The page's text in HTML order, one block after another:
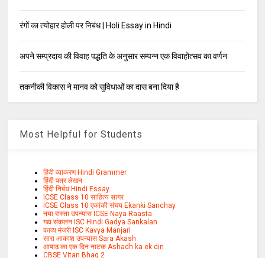
रंगों का त्योहार होली पर निबंध | Holi Essay in Hindi
अपने सम्प्रदाय की विवाह पद्धति के अनुसार सम्पन्न एक विवाहोत्सव का वर्णन
तकनीकी विकास ने मानव को सुविधाओं का दास बना दिया है
Most Helpful for Students
हिंदी व्याकरण Hindi Grammer
हिंदी पत्र लेखन
हिंदी निबंध Hindi Essay
ICSE Class 10 साहित्य सागर
ICSE Class 10 एकांकी संचय Ekanki Sanchay
नया रास्ता उपन्यास ICSE Naya Raasta
गद्य संकलन ISC Hindi Gadya Sankalan
काव्य मंजरी ISC Kavya Manjari
सारा आकाश उपन्यास Sara Akash
आषाढ़ का एक दिन नाटक Ashadh ka ek din
CBSE Vitan Bhag 2